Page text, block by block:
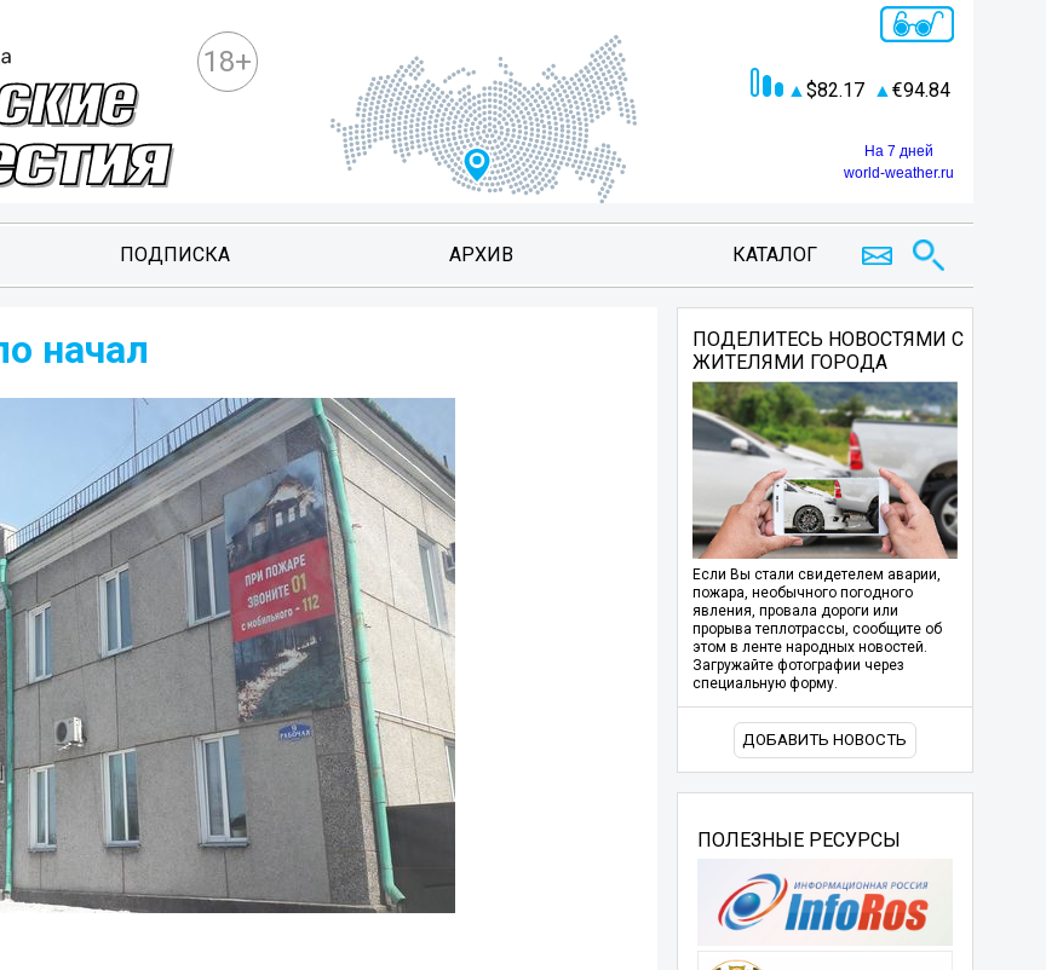
18+
82.17 94.84
На 7 дней
world-weather.ru
ПОДПИСКА АРХИВ КАТАЛОГ
начал
ПОДЕЛИТЕСЬ НОВОСТЯМИ С
ЖИТЕЛЯМИ ГОРОДА
Если Вы стали свидетелем аварии,
пожара, необычного погодного
явления, провала дороги или
прорыва теплотрассы, сообщите об
этом в ленте народных новостей.
Загружайте фотографии через
специальную форму.
ДОБАВИТЬ НОВОСТЬ
ПОЛЕЗНЫЕ РЕСУРСЫ